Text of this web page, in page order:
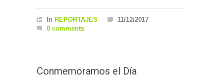
In REPORTAJES
11/12/2017
0 comments
Conmemoramos el Día